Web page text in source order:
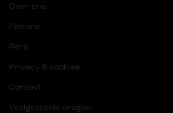
Over ons
Historie
Pers
Privacy & cookies
Contact
Veelgestelde vragen